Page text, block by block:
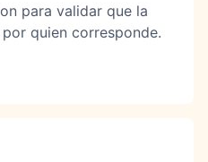
para validar que la
quien corresponde.